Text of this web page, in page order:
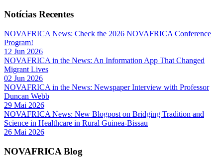
Notícias Recentes
NOVAFRICA News: Check the 2026 NOVAFRICA Conference
Program!
12 Jun 2026
NOVAFRICA in the News: An Information App That Changed
Migrant Lives
02 Jun 2026
NOVAFRICA in the News: Newspaper Interview with Professor
Duncan Webb
29 Mai 2026
NOVAFRICA News: New Blogpost on Bridging Tradition and
Science in Healthcare in Rural Guinea-Bissau
26 Mai 2026
NOVAFRICA Blog